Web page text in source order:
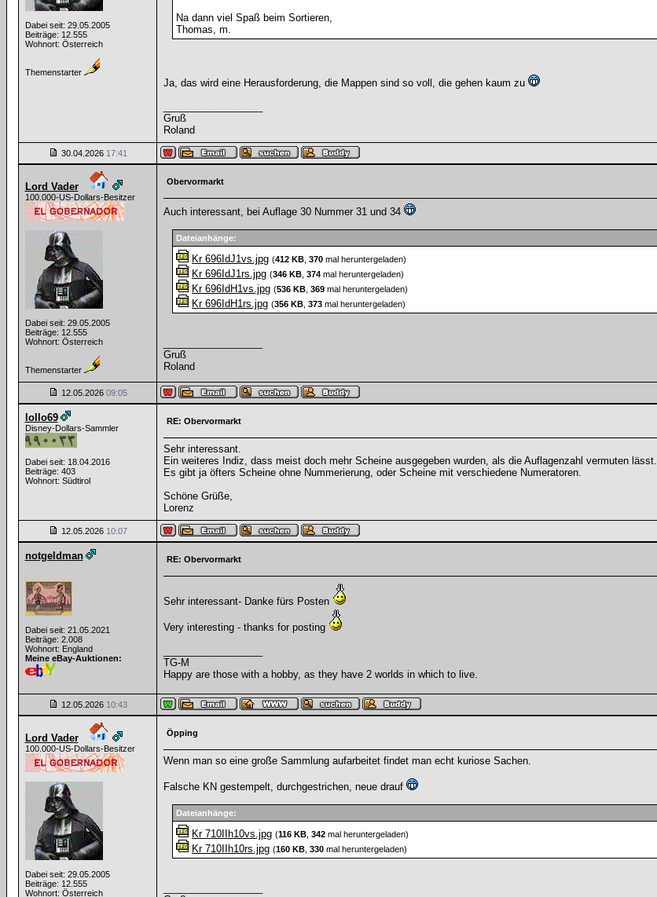
Dabei seit: 29.05.2005
Beiträge: 12.555
Wohnort: Österreich
Themenstarter
Na dann viel Spaß beim Sortieren,
Thomas, m.
Ja, das wird eine Herausforderung, die Mappen sind so voll, die gehen kaum zu
Gruß
Roland
30.04.2026 17:41
Lord Vader
100.000-US-Dollars-Besitzer
Dabei seit: 29.05.2005
Beiträge: 12.555
Wohnort: Österreich
Themenstarter
Obervormarkt
Auch interessant, bei Auflage 30 Nummer 31 und 34
Dateianhänge:
Kr 696IdJ1vs.jpg (412 KB 370 mal heruntergeladen)
Kr 696IdJ1rs.jpg (346 KB 374 mal heruntergeladen)
Kr 696IdH1vs.jpg (536 KB 369 mal heruntergeladen)
Kr 696IdH1rs.jpg (356 KB 373 mal heruntergeladen)
Gruß
Roland
12.05.2026 09:05
lollo69
Disney-Dollars-Sammler
Dabei seit: 18.04.2016
Beiträge: 403
Wohnort: Südtirol
RE: Obervormarkt
Sehr interessant.
Ein weiteres Indiz, dass meist doch mehr Scheine ausgegeben wurden, als die Auflagenzahl vermuten lässt.
Es gibt ja öfters Scheine ohne Nummerierung, oder Scheine mit verschiedene Numeratoren.
Schöne Grüße,
Lorenz
12.05.2026 10:07
notgeldman
Dabei seit: 21.05.2021
Beiträge: 2.008
Wohnort: England
Meine eBay-Auktionen:
RE: Obervormarkt
Sehr interessant- Danke fürs Posten
Very interesting - thanks for posting
TG-M
Happy are those with a hobby, as they have 2 worlds in which to live.
12.05.2026 10:43
Lord Vader
100.000-US-Dollars-Besitzer
Dabei seit: 29.05.2005
Beiträge: 12.555
Wohnort: Österreich
Öpping
Wenn man so eine große Sammlung aufarbeitet findet man echt kuriose Sachen.
Falsche KN gestempelt, durchgestrichen, neue drauf
Dateianhänge:
Kr 710IIh10vs.jpg (116 KB 342 mal heruntergeladen)
Kr 710IIh10rs.jpg (160 KB 330 mal heruntergeladen)